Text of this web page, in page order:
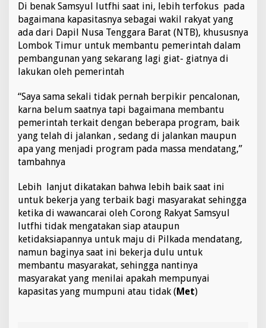
Di benak Samsyul lutfhi saat ini, lebih terfokus pada
bagaimana kapasitasnya sebagai wakil rakyat yang
ada dari Dapil Nusa Tenggara Barat (NTB), khususnya
Lombok Timur untuk membantu pemerintah dalam
pembangunan yang sekarang lagi giat- giatnya di
lakukan oleh pemerintah
“Saya sama sekali tidak pernah berpikir pencalonan,
karna belum saatnya tapi bagaimana membantu
pemerintah terkait dengan beberapa program, baik
yang telah di jalankan , sedang di jalankan maupun
apa yang menjadi program pada massa mendatang,”
tambahnya
Lebih lanjut dikatakan bahwa lebih baik saat ini
untuk bekerja yang terbaik bagi masyarakat sehingga
ketika di wawancarai oleh Corong Rakyat Samsyul
lutfhi tidak mengatakan siap ataupun
ketidaksiapannya untuk maju di Pilkada mendatang,
namun baginya saat ini bekerja dulu untuk
membantu masyarakat, sehingga nantinya
masyarakat yang menilai apakah mempunyai
kapasitas yang mumpuni atau tidak (Met)